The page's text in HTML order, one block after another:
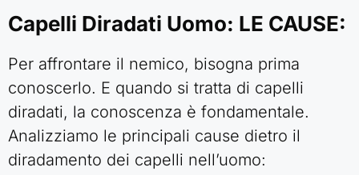
Capelli Diradati Uomo: LE CAUSE:
Per affrontare il nemico, bisogna prima
conoscerlo. E quando si tratta di capelli
diradati, la conoscenza è fondamentale.
Analizziamo le principali cause dietro il
diradamento dei capelli nell’uomo: